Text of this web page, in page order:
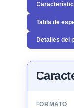
Tabla de
Detalles del
FORMATO